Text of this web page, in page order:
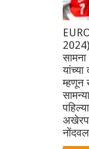
2024)
म्हणून